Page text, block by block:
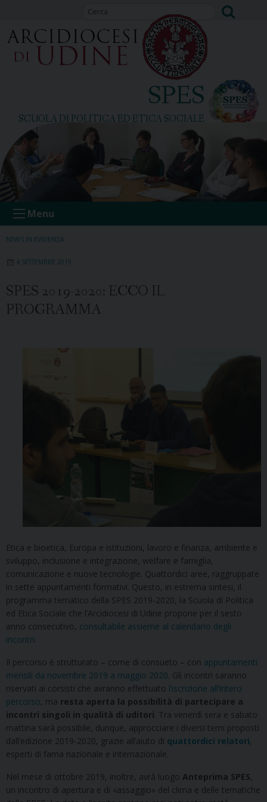
content
SPES
SCUOLA DI POLITICA ED ETICA SOCIALE
Menu
NEWS IN EVIDENZA
4 SETTEMBRE 2019
SPES 2019-2020: ECCO IL
PROGRAMMA
Etica e bioetica, Europa e istituzioni, lavoro e finanza, ambiente e
sviluppo, inclusione e integrazione, welfare e famiglia,
comunicazione e nuove tecnologie. Quattordici aree, raggruppate
in sette appuntamenti formativi. Questo, in estrema sintesi, il
programma tematico della SPES 2019-2020, la Scuola di Politica
ed Etica Sociale che l’Arcidiocesi di Udine propone per il sesto
anno consecutivo, consultabile assieme al calendario degli
incontri
Il percorso è strutturato – come di consueto – con appuntamenti
mensili da novembre 2019 a maggio 2020 . Gli incontri saranno
riservati ai corsisti che avranno effettuato l’iscrizione all’intero
percorso , ma resta aperta la possibilità di partecipare a
incontri singoli in qualità di uditori . Tra venerdì sera e sabato
mattina sarà possibile, dunque, approcciare i diversi temi proposti
dall’edizione 2019-2020, grazie all’aiuto di quattordici relatori
esperti di fama nazionale e internazionale.
Nel mese di ottobre 2019, inoltre, avrà luogo Anteprima SPES
un incontro di apertura e di «assaggio» del clima e delle tematiche